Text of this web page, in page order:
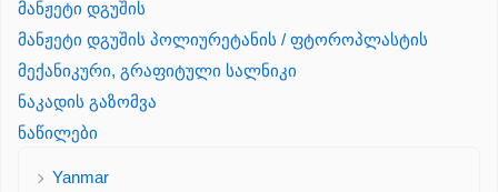
მანჟეტი დგუშის
მანჟეტი დგუშის პოლიურეტანის / ფტოროპლასტის
მექანიკური, გრაფიტული სალნიკი
ნაკადის გაზომვა
ნაწილები
Yanmar